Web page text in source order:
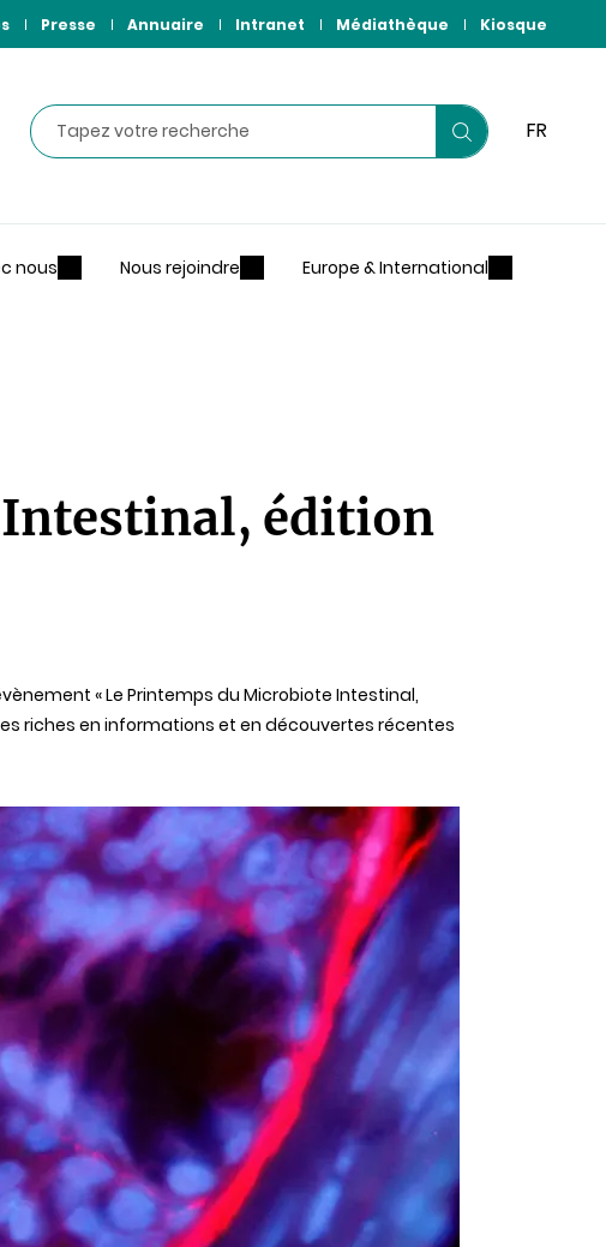
Presse Annuaire Intranet Médiathèque Kiosque
Rechercher
Lancer
FR
nous Nous rejoindre Europe & International
édition
« Le Printemps du Microbiote Intestinal,
riches en informations et en découvertes récentes